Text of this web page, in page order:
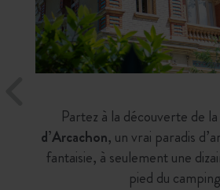
Partez à la découverte de la
d’Arcachon, un vrai paradis
fantaisie, à seulement une
pied du